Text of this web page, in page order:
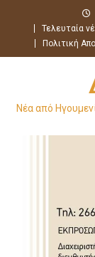
περιεχόμενο
Τελευταία
Πολιτική
Νέα από